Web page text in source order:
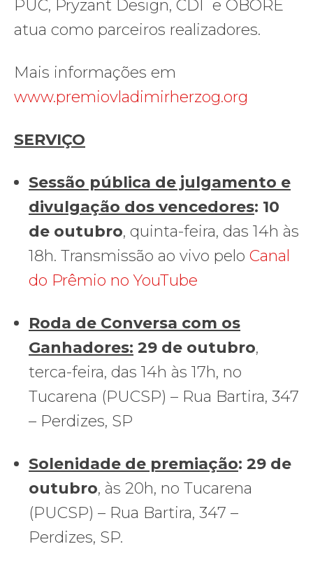
PUC, Pryzant Design, CDI e OBORÉ
atua como parceiros realizadores.
Mais informações em
www.premiovladimirherzog.org
SERVIÇO
Sessão pública de julgamento e
divulgação dos vencedores: 10
de outubro, quinta-feira, das 14h às
18h. Transmissão ao vivo pelo Canal
do Prêmio no YouTube
Roda de Conversa com os
Ganhadores: 29 de outubro,
terca-feira, das 14h às 17h, no
Tucarena (PUCSP) – Rua Bartira, 347
– Perdizes, SP
Solenidade de premiação: 29 de
outubro, às 20h, no Tucarena
(PUCSP) – Rua Bartira, 347 –
Perdizes, SP.